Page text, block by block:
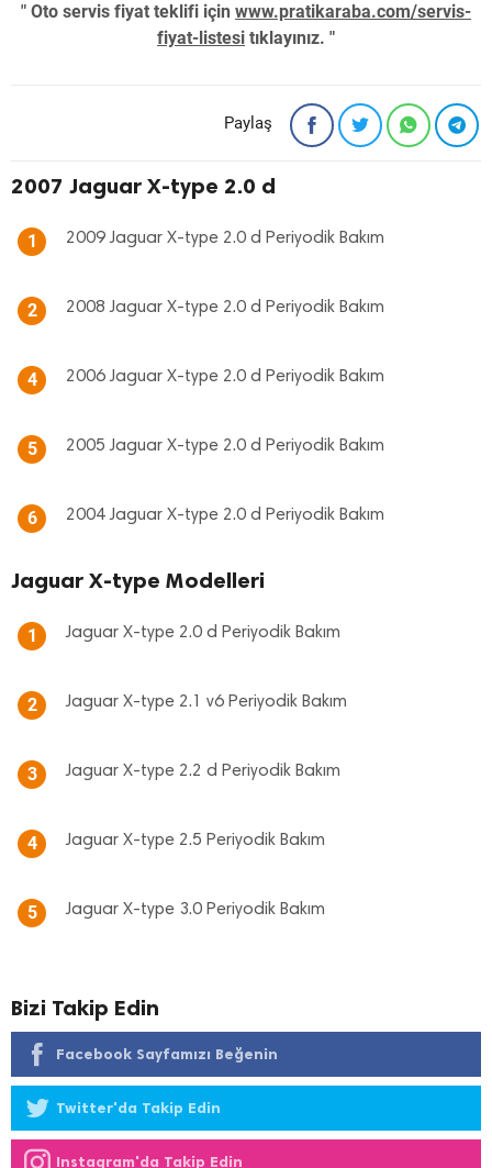
" Oto servis fiyat teklifi için www.pratikaraba.com/servis-
fiyat-listesi tıklayınız. "
Paylaş
2007 Jaguar X-type 2.0 d
1 2009 Jaguar X-type 2.0 d Periyodik Bakım
2 2008 Jaguar X-type 2.0 d Periyodik Bakım
4 2006 Jaguar X-type 2.0 d Periyodik Bakım
5 2005 Jaguar X-type 2.0 d Periyodik Bakım
6 2004 Jaguar X-type 2.0 d Periyodik Bakım
Jaguar X-type Modelleri
1 Jaguar X-type 2.0 d Periyodik Bakım
2 Jaguar X-type 2.1 v6 Periyodik Bakım
3 Jaguar X-type 2.2 d Periyodik Bakım
4 Jaguar X-type 2.5 Periyodik Bakım
5 Jaguar X-type 3.0 Periyodik Bakım
Bizi Takip Edin
Facebook Sayfamızı Beğenin
Twitter'da Takip Edin
Instagram'da Takip Edin